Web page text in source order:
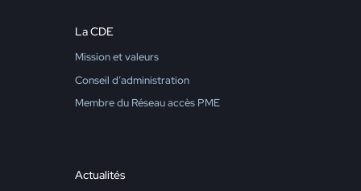
La CDE
Mission et valeurs
Conseil d’administration
Membre du Réseau accès PME
Actualités